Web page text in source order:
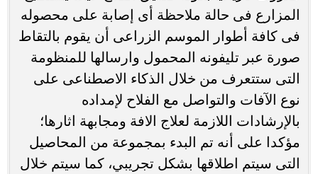
المزارع فى حالة ملاحظة أى إصابة على محصوله
فى كافة أطوار الموسم الزراعى أن يقوم بالتقاط
صورة عبر تليفونه المحمول وارسالها للمنظومة
التى ستتعرف من خلال الذكاء الاصطناعى على
نوع الآفات والتواصل مع الفلاح لإمداده
بالإرشادات اللازمة لعلاج الافة ومجابهة اثارها؛
مؤكدا على أنه تم البدء بمجموعة من المحاصيل
التى سيتم اطلاقها بشكل تجريبي، كما سيتم خلال